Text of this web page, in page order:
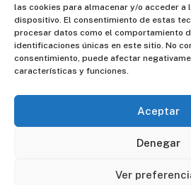
las cookies para almacenar y/o acceder a
dispositivo. El consentimiento de estas
procesar datos como el comportamiento
identificaciones únicas en este sitio. No
consentimiento, puede afectar
características y funciones.
Aceptar
Denegar
Ver
 94 607 74 37
 info@fmgingeniero.es
Aviso Legal
Los logotipos y marcas comerciales